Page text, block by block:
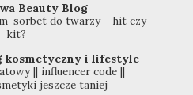
Beauty Blog
sorbet do twarzy - hit czy
kit?
kosmetyczny i lifestyle
|| influencer code ||
jeszcze taniej